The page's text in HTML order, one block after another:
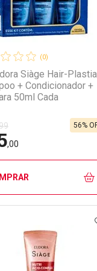
(0)
Siàge Hair-Plastia
+ Condicionador +
50ml Cada
,00
56%
Menos
FAVORITOS